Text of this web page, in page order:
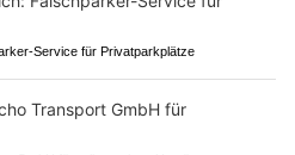
Service für Privatparkplätze